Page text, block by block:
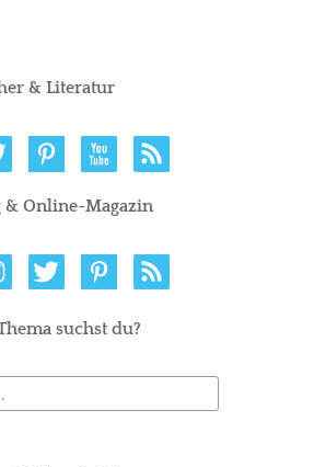
& Literatur
& Online-Magazin
suchst du?